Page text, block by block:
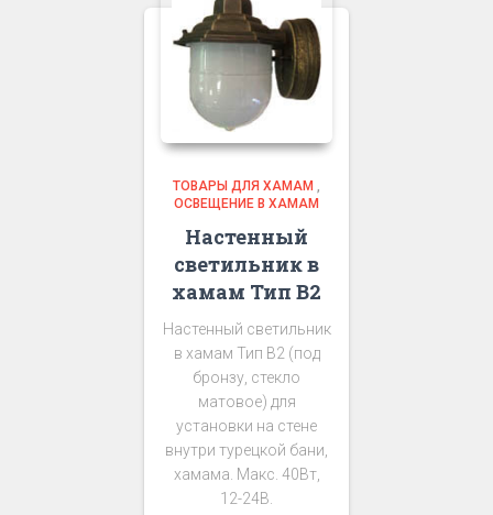
ТОВАРЫ ДЛЯ ХАМАМ
ОСВЕЩЕНИЕ В ХАМАМ
Настенный
светильник в
хамам Тип В2
Настенный светильник
в хамам Тип В2 (под
бронзу, стекло
матовое) для
установки на стене
внутри турецкой бани,
хамама. Макс. 40Вт,
12-24В.